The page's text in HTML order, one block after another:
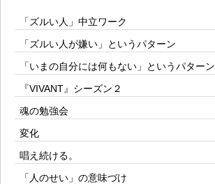
「ズルい人」中立ワーク
「ズルい人が嫌い」というパターン
「いまの自分には何もない」というパターン
『VIVANT』シーズン２
魂の勉強会
変化
唱え続ける。
「人のせい」の意味づけ